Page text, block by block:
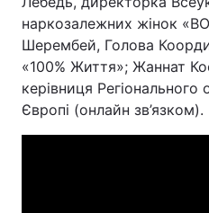
наркозалежних жінок
Шерембей, Голова
«100% Життя»; Жаннат
керівниця
Європі (онлайн зв’язком).